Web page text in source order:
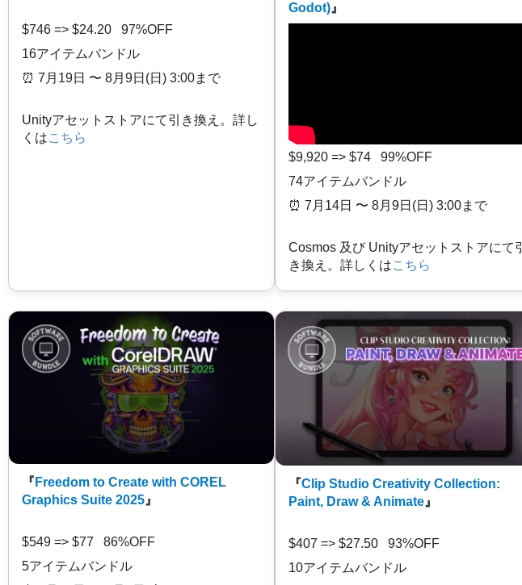
$746 => $24.20 97%OFF
16アイテムバンドル
⏰️ 7月19日 〜 8月9日(日) 3:00まで
Unityアセットストアにて引き換え。詳し
くはこちら
Godot)』
$9,920 => $74 99%OFF
74アイテムバンドル
⏰️ 7月14日 〜 8月9日(日) 3:00まで
Cosmos 及び Unityアセットストアにて引
き換え。詳しくはこちら
『 Freedom to Create with COREL
Graphics Suite 2025 』
$549 => $77 86%OFF
5アイテムバンドル
『Clip Studio Creativity Collection:
Paint, Draw & Animate 』
$407 => $27.50 93%OFF
10アイテムバンドル